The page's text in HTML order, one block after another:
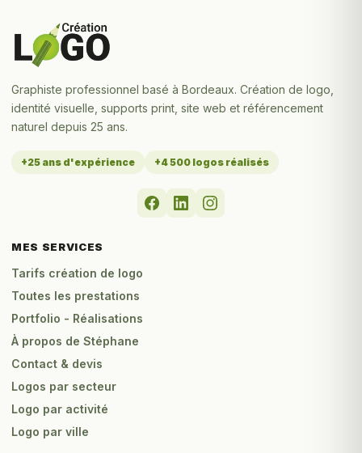
Graphiste professionnel basé à Bordeaux. Création de logo,
identité visuelle, supports print, site web et référencement
naturel depuis 25 ans.
+25 ans d'expérience +4 500 logos réalisés
MES SERVICES
Tarifs création de logo
Toutes les prestations
Portfolio - Réalisations
À propos de Stéphane
Contact & devis
Logos par secteur
Logo par activité
Logo par ville